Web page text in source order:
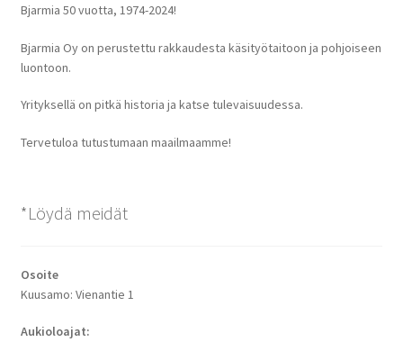
Bjarmia 50 vuotta, 1974-2024!
Bjarmia Oy on perustettu rakkaudesta käsityötaitoon ja pohjoiseen
luontoon.
Yrityksellä on pitkä historia ja katse tulevaisuudessa.
Tervetuloa tutustumaan maailmaamme!
*Löydä meidät
Osoite
Kuusamo: Vienantie 1
Aukioloajat: